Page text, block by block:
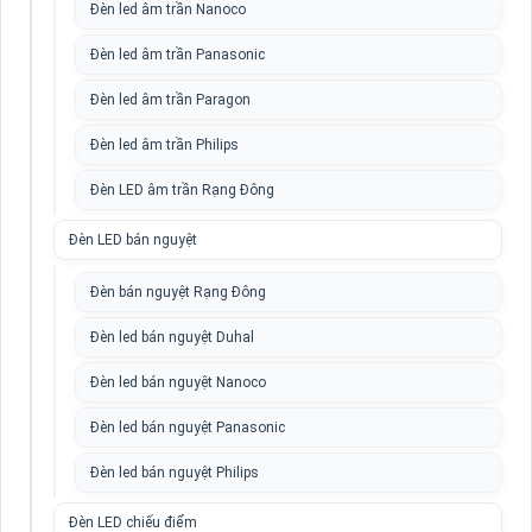
Đèn led âm trần Nanoco
Đèn led âm trần Panasonic
Đèn led âm trần Paragon
Đèn led âm trần Philips
Đèn LED âm trần Rạng Đông
Đèn LED bán nguyệt
Đèn bán nguyệt Rạng Đông
Đèn led bán nguyệt Duhal
Đèn led bán nguyệt Nanoco
Đèn led bán nguyệt Panasonic
Đèn led bán nguyệt Philips
Đèn LED chiếu điểm